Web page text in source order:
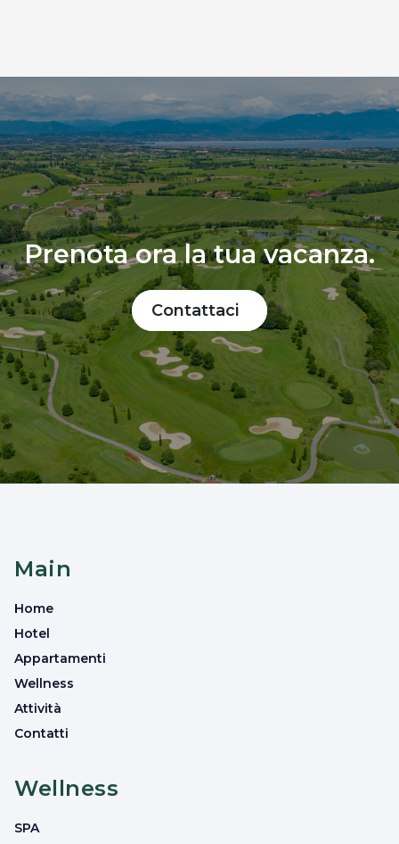
Prenota ora la tua vacanza.
Contattaci
Main
Home
Hotel
Appartamenti
Wellness
Attività
Contatti
Wellness
SPA